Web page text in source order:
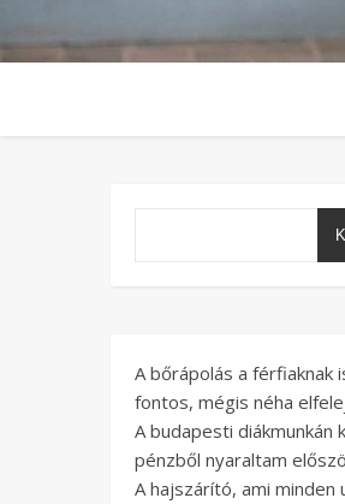
A bőrápolás a férfiaknak
fontos, mégis néha
A budapesti diákmunkán
pénzből nyaraltam
A hajszárító, ami minden